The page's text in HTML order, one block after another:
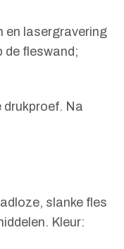
en lasergravering
de fleswand;
Na
slanke fles
Kleur: